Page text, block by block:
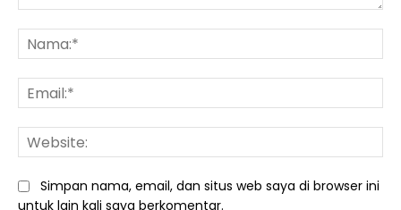
Simpan nama, email, dan situs web saya di browser ini
untuk lain kali saya berkomentar.